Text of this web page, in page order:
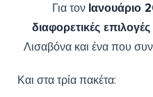
Για τον Ιανουάριο
διαφορετικές
Λισαβόνα και ένα που
Και στα τρία πακέτα: